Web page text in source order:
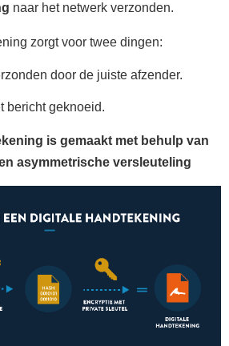
naar het netwerk verzonden.
zorgt voor twee dingen:
door de juiste afzender.
bericht geknoeid.
is gemaakt met behulp van
asymmetrische versleuteling